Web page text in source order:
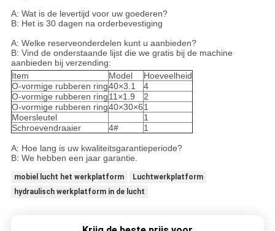
A: Wat is de levertijd voor uw goederen?
B: Het is 30 dagen na orderbevestiging
A: Welke reserveonderdelen kunt u aanbieden?
B: Vind de onderstaande lijst die we gratis bij de machine
aanbieden bij verzending:
Item
Model
Hoeveelheid
O-vormige rubberen ring40×3.1
4
O-vormige rubberen ring11×1.9
2
O-vormige rubberen ring40×30×61
Moersleutel
1
Schroevendraaier
4# 1
A: Hoe lang is uw kwaliteitsgarantieperiode?
B: We hebben een jaar garantie.
mobiel lucht het werkplatform
Luchtwerkplatform
hydraulisch werkplatform in de lucht